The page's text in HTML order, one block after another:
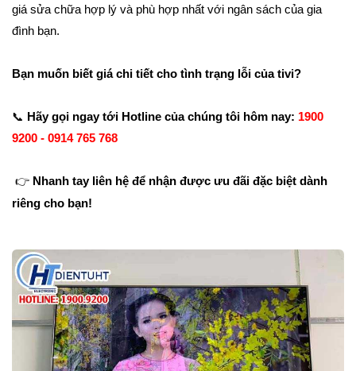
giá sửa chữa hợp lý và phù hợp nhất với ngân sách của gia
đình bạn.
Bạn muốn biết giá chi tiết cho tình trạng lỗi của tivi?
📞 Hãy gọi ngay tới Hotline của chúng tôi hôm nay: 1900
9200 - 0914 765 768
👉 Nhanh tay liên hệ để nhận được ưu đãi đặc biệt dành
riêng cho bạn!